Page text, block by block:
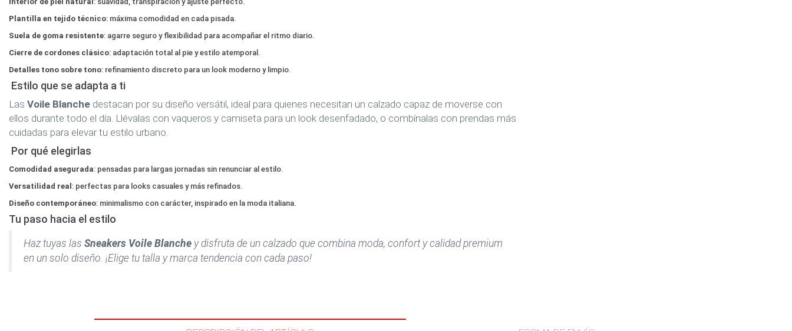
Plantilla en tejido técnico: máxima comodidad en cada pisada.
Suela de goma resistente: agarre seguro y flexibilidad para acompañar el ritmo diario.
Cierre de cordones clásico: adaptación total al pie y estilo atemporal.
Detalles tono sobre tono: refinamiento discreto para un look moderno y limpio.
Estilo que se adapta a ti
Las Voile Blanche destacan por su diseño versátil, ideal para quienes necesitan un calzado capaz de moverse con
ellos durante todo el día. Llévalas con vaqueros y camiseta para un look desenfadado, o combínalas con prendas más
cuidadas para elevar tu estilo urbano.
Por qué elegirlas
Comodidad asegurada: pensadas para largas jornadas sin renunciar al estilo.
Versatilidad real : perfectas para looks casuales y más refinados.
Diseño contemporáneo: minimalismo con carácter, inspirado en la moda italiana.
Tu paso hacia el estilo
Haz tuyas las Sneakers Voile Blanche y disfruta de un calzado que combina moda, confort y calidad premium
en un solo diseño. ¡Elige tu talla y marca tendencia con cada paso!